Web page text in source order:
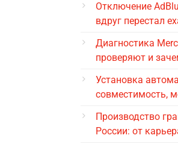
Отключение
вдруг перестал
Диагностика
проверяют и
Установка
совместимость,
Производство
России: от